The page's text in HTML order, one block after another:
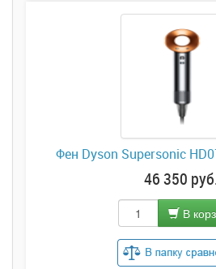
Фен Dyson Supersonic
46 350
В